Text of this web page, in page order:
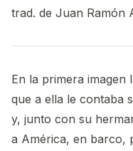
trad. de Juan Ramón
En la primera imagen
que a ella le contaba
y, junto con su
a América, en barco,